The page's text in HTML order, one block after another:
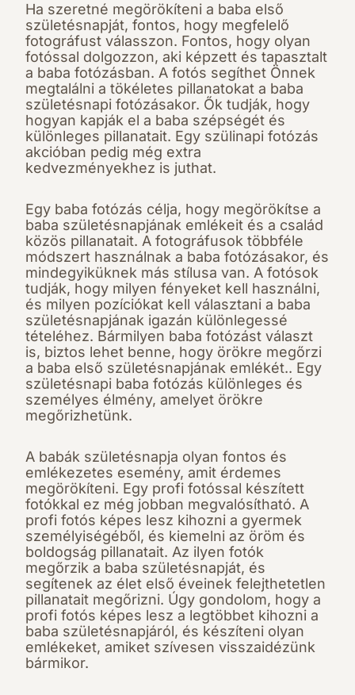
Ha szeretné megörökíteni a baba első
születésnapját, fontos, hogy megfelelő
fotográfust válasszon. Fontos, hogy olyan
fotóssal dolgozzon, aki képzett és tapasztalt
a baba fotózásban. A fotós segíthet Önnek
megtalálni a tökéletes pillanatokat a baba
születésnapi fotózásakor. Ők tudják, hogy
hogyan kapják el a baba szépségét és
különleges pillanatait. Egy szülinapi fotózás
akcióban pedig még extra
kedvezményekhez is juthat.
Egy baba fotózás célja, hogy megörökítse a
baba születésnapjának emlékeit és a család
közös pillanatait. A fotográfusok többféle
módszert használnak a baba fotózásakor, és
mindegyiküknek más stílusa van. A fotósok
tudják, hogy milyen fényeket kell használni,
és milyen pozíciókat kell választani a baba
születésnapjának igazán különlegessé
tételéhez. Bármilyen baba fotózást választ
is, biztos lehet benne, hogy örökre megőrzi
a baba első születésnapjának emlékét.. Egy
születésnapi baba fotózás különleges és
személyes élmény, amelyet örökre
megőrizhetünk.
A babák születésnapja olyan fontos és
emlékezetes esemény, amit érdemes
megörökíteni. Egy profi fotóssal készített
fotókkal ez még jobban megvalósítható. A
profi fotós képes lesz kihozni a gyermek
személyiségéből, és kiemelni az öröm és
boldogság pillanatait. Az ilyen fotók
megőrzik a baba születésnapját, és
segítenek az élet első éveinek felejthetetlen
pillanatait megőrizni. Úgy gondolom, hogy a
profi fotós képes lesz a legtöbbet kihozni a
baba születésnapjáról, és készíteni olyan
emlékeket, amiket szívesen visszaidézünk
bármikor.